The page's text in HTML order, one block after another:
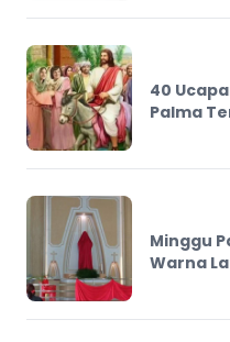
40
Palma
Minggu
Warna